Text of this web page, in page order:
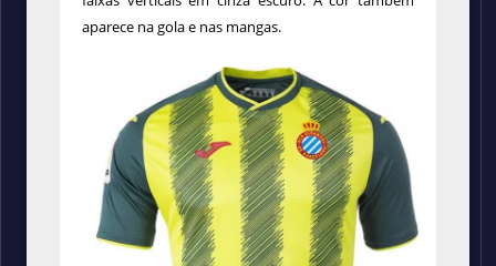
aparece na gola e nas mangas.